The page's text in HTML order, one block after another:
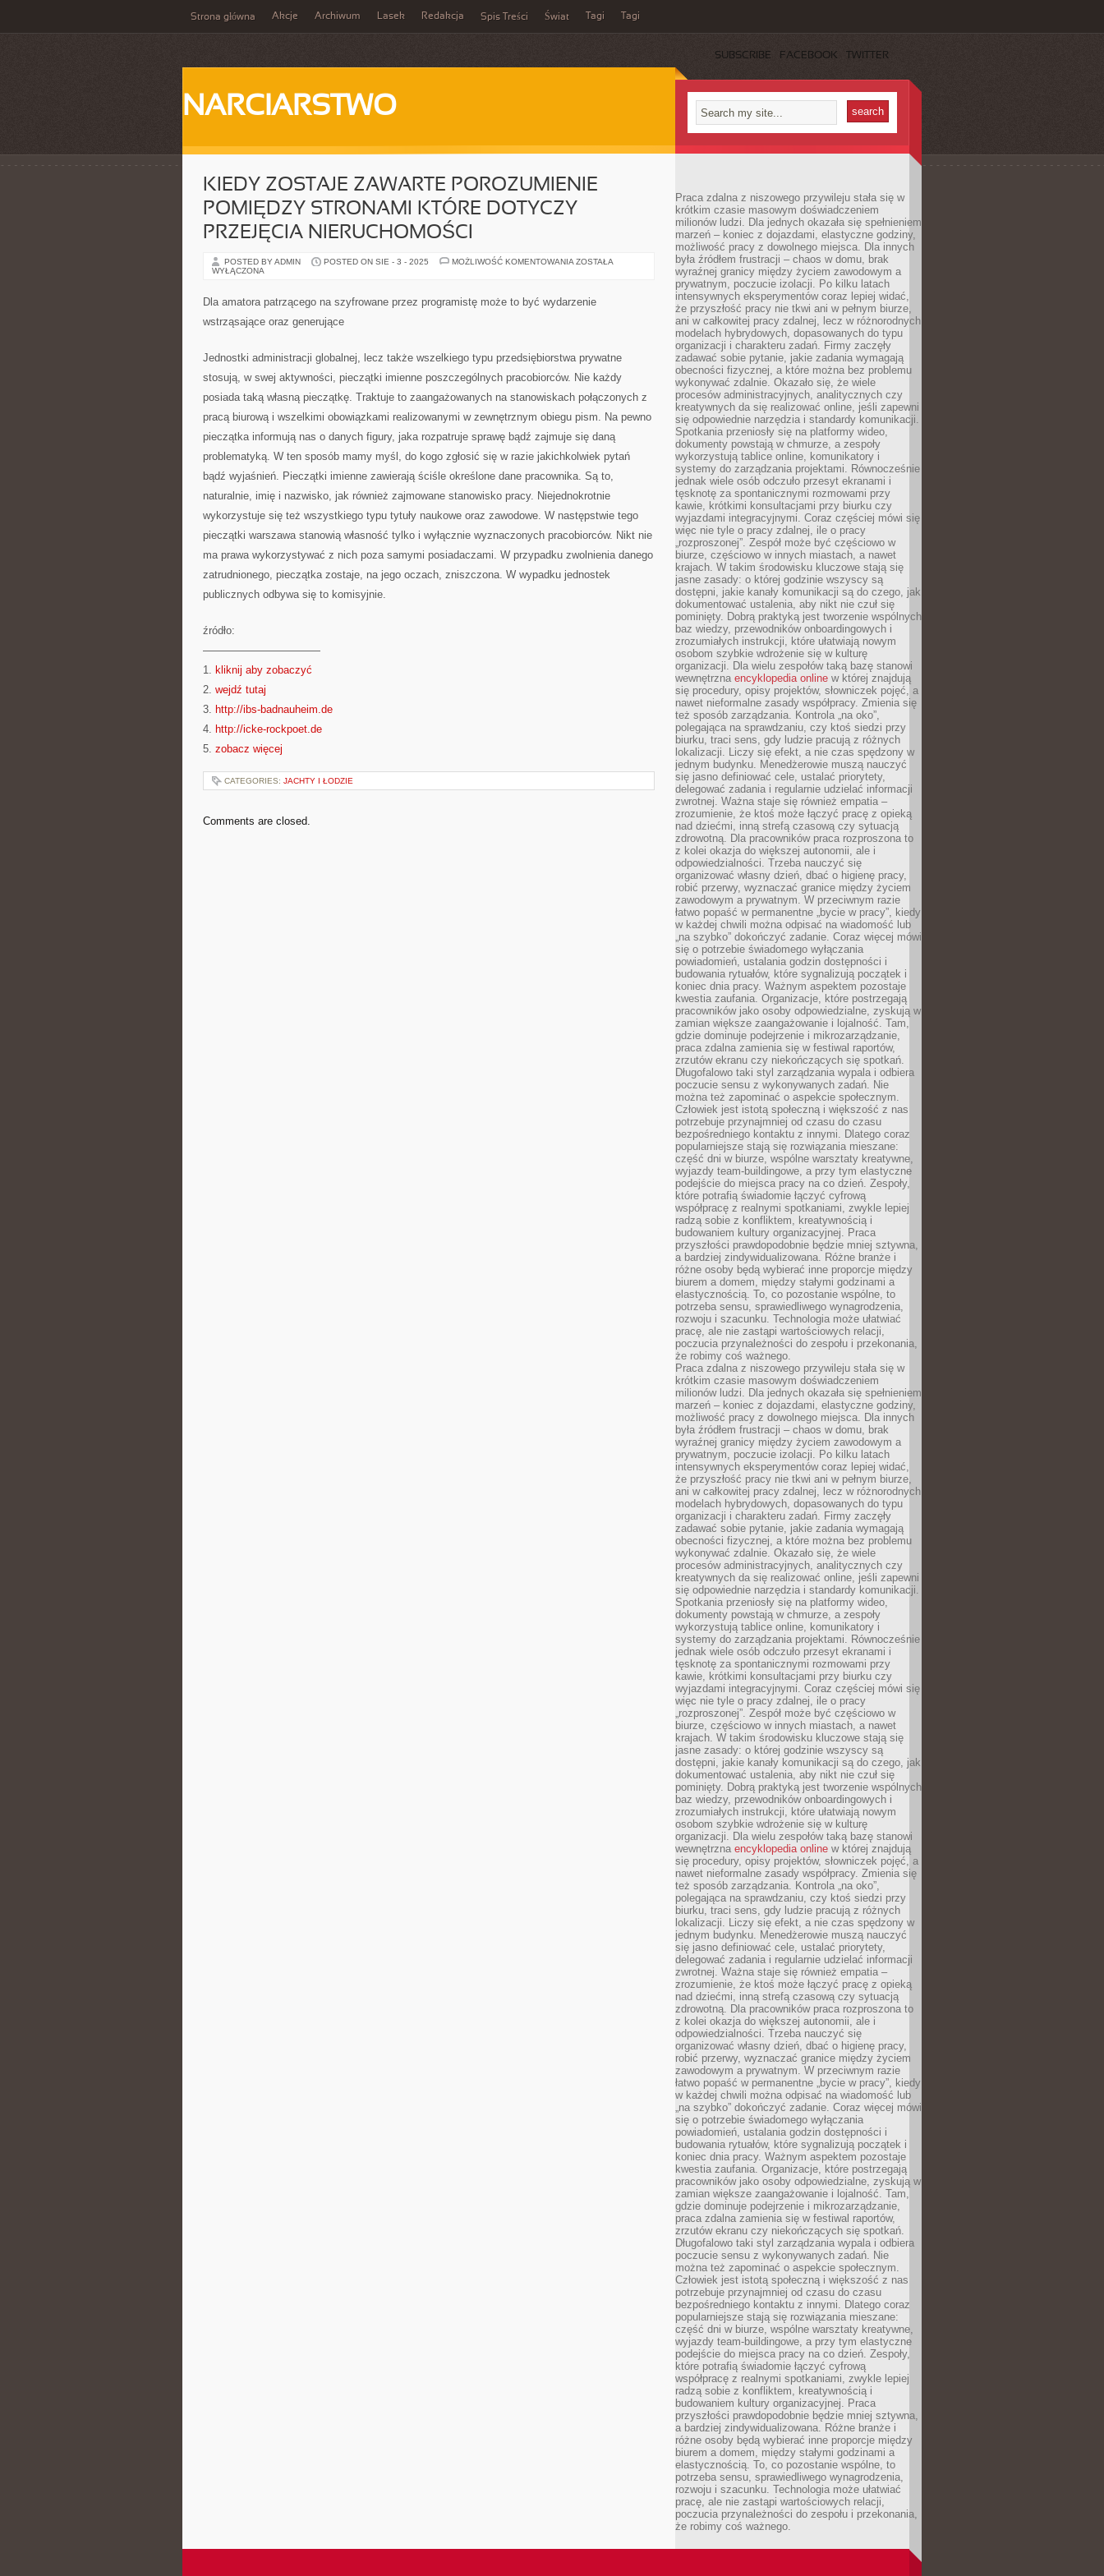
Strona główna Akcje Archiwum Lasek Redakcja Spis Treści Świat Tagi Tagi
SUBSCRIBE FACEBOOK TWITTER
NARCIARSTWO
KIEDY ZOSTAJE ZAWARTE POROZUMIENIE
POMIĘDZY STRONAMI KTÓRE DOTYCZY
PRZEJĘCIA NIERUCHOMOŚCI
POSTED BY ADMIN POSTED ON SIE - 3 - 2025 MOŻLIWOŚĆ KOMENTOWANIA KIEDY
POMIĘDZY
STRONAMI
ZOSTAŁA
WYŁĄCZONA
Dla amatora patrzącego na szyfrowane przez programistę może to być wydarzenie
wstrząsające oraz generujące
Jednostki administracji globalnej, lecz także wszelkiego typu przedsiębiorstwa prywatne
stosują, w swej aktywności, pieczątki imienne poszczególnych pracobiorców. Nie każdy
posiada taką własną pieczątkę. Traktuje to zaangażowanych na stanowiskach połączonych z
pracą biurową i wszelkimi obowiązkami realizowanymi w zewnętrznym obiegu pism. Na pewno
pieczątka informują nas o danych figury, jaka rozpatruje sprawę bądź zajmuje się daną
problematyką. W ten sposób mamy myśl, do kogo zgłosić się w razie jakichkolwiek pytań
bądź wyjaśnień. Pieczątki imienne zawierają ściśle określone dane pracownika. Są to,
naturalnie, imię i nazwisko, jak również zajmowane stanowisko pracy. Niejednokrotnie
wykorzystuje się też wszystkiego typu tytuły naukowe oraz zawodowe. W następstwie tego
pieczątki warszawa stanowią własność tylko i wyłącznie wyznaczonych pracobiorców. Nikt nie
ma prawa wykorzystywać z nich poza samymi posiadaczami. W przypadku zwolnienia danego
zatrudnionego, pieczątka zostaje, na jego oczach, zniszczona. W wypadku jednostek
publicznych odbywa się to komisyjnie.
źródło:
———————————
1. kliknij aby zobaczyć
2. wejdź tutaj
3. http://ibs-badnauheim.de
4. http://icke-rockpoet.de
5. zobacz więcej
CATEGORIES: JACHTY I ŁODZIE
Comments are closed.
Praca zdalna z niszowego przywileju stała się w
krótkim czasie masowym doświadczeniem
milionów ludzi. Dla jednych okazała się spełnieniem
marzeń – koniec z dojazdami, elastyczne godziny,
możliwość pracy z dowolnego miejsca. Dla innych
była źródłem frustracji – chaos w domu, brak
wyraźnej granicy między życiem zawodowym a
prywatnym, poczucie izolacji. Po kilku latach
intensywnych eksperymentów coraz lepiej widać,
że przyszłość pracy nie tkwi ani w pełnym biurze,
ani w całkowitej pracy zdalnej, lecz w różnorodnych
modelach hybrydowych, dopasowanych do typu
organizacji i charakteru zadań. Firmy zaczęły
zadawać sobie pytanie, jakie zadania wymagają
obecności fizycznej, a które można bez problemu
wykonywać zdalnie. Okazało się, że wiele
procesów administracyjnych, analitycznych czy
kreatywnych da się realizować online, jeśli zapewni
się odpowiednie narzędzia i standardy komunikacji.
Spotkania przeniosły się na platformy wideo,
dokumenty powstają w chmurze, a zespoły
wykorzystują tablice online, komunikatory i
systemy do zarządzania projektami. Równocześnie
jednak wiele osób odczuło przesyt ekranami i
tęsknotę za spontanicznymi rozmowami przy
kawie, krótkimi konsultacjami przy biurku czy
wyjazdami integracyjnymi. Coraz częściej mówi się
więc nie tyle o pracy zdalnej, ile o pracy
„rozproszonej”. Zespół może być częściowo w
biurze, częściowo w innych miastach, a nawet
krajach. W takim środowisku kluczowe stają się
jasne zasady: o której godzinie wszyscy są
dostępni, jakie kanały komunikacji są do czego, jak
dokumentować ustalenia, aby nikt nie czuł się
pominięty. Dobrą praktyką jest tworzenie wspólnych
baz wiedzy, przewodników onboardingowych i
zrozumiałych instrukcji, które ułatwiają nowym
osobom szybkie wdrożenie się w kulturę
organizacji. Dla wielu zespołów taką bazę stanowi
wewnętrzna encyklopedia online w której znajdują
się procedury, opisy projektów, słowniczek pojęć, a
nawet nieformalne zasady współpracy. Zmienia się
też sposób zarządzania. Kontrola „na oko”,
polegająca na sprawdzaniu, czy ktoś siedzi przy
biurku, traci sens, gdy ludzie pracują z różnych
lokalizacji. Liczy się efekt, a nie czas spędzony w
jednym budynku. Menedżerowie muszą nauczyć
się jasno definiować cele, ustalać priorytety,
delegować zadania i regularnie udzielać informacji
zwrotnej. Ważna staje się również empatia –
zrozumienie, że ktoś może łączyć pracę z opieką
nad dziećmi, inną strefą czasową czy sytuacją
zdrowotną. Dla pracowników praca rozproszona to
z kolei okazja do większej autonomii, ale i
odpowiedzialności. Trzeba nauczyć się
organizować własny dzień, dbać o higienę pracy,
robić przerwy, wyznaczać granice między życiem
zawodowym a prywatnym. W przeciwnym razie
łatwo popaść w permanentne „bycie w pracy”, kiedy
w każdej chwili można odpisać na wiadomość lub
„na szybko” dokończyć zadanie. Coraz więcej mówi
się o potrzebie świadomego wyłączania
powiadomień, ustalania godzin dostępności i
budowania rytuałów, które sygnalizują początek i
koniec dnia pracy. Ważnym aspektem pozostaje
kwestia zaufania. Organizacje, które postrzegają
pracowników jako osoby odpowiedzialne, zyskują w
zamian większe zaangażowanie i lojalność. Tam,
gdzie dominuje podejrzenie i mikrozarządzanie,
praca zdalna zamienia się w festiwal raportów,
zrzutów ekranu czy niekończących się spotkań.
Długofalowo taki styl zarządzania wypala i odbiera
poczucie sensu z wykonywanych zadań. Nie
można też zapominać o aspekcie społecznym.
Człowiek jest istotą społeczną i większość z nas
potrzebuje przynajmniej od czasu do czasu
bezpośredniego kontaktu z innymi. Dlatego coraz
popularniejsze stają się rozwiązania mieszane:
część dni w biurze, wspólne warsztaty kreatywne,
wyjazdy team-buildingowe, a przy tym elastyczne
podejście do miejsca pracy na co dzień. Zespoły,
które potrafią świadomie łączyć cyfrową
współpracę z realnymi spotkaniami, zwykle lepiej
radzą sobie z konfliktem, kreatywnością i
budowaniem kultury organizacyjnej. Praca
przyszłości prawdopodobnie będzie mniej sztywna,
a bardziej zindywidualizowana. Różne branże i
różne osoby będą wybierać inne proporcje między
biurem a domem, między stałymi godzinami a
elastycznością. To, co pozostanie wspólne, to
potrzeba sensu, sprawiedliwego wynagrodzenia,
rozwoju i szacunku. Technologia może ułatwiać
pracę, ale nie zastąpi wartościowych relacji,
poczucia przynależności do zespołu i przekonania,
że robimy coś ważnego.
Praca zdalna z niszowego przywileju stała się w
krótkim czasie masowym doświadczeniem
milionów ludzi. Dla jednych okazała się spełnieniem
marzeń – koniec z dojazdami, elastyczne godziny,
możliwość pracy z dowolnego miejsca. Dla innych
była źródłem frustracji – chaos w domu, brak
wyraźnej granicy między życiem zawodowym a
prywatnym, poczucie izolacji. Po kilku latach
intensywnych eksperymentów coraz lepiej widać,
że przyszłość pracy nie tkwi ani w pełnym biurze,
ani w całkowitej pracy zdalnej, lecz w różnorodnych
modelach hybrydowych, dopasowanych do typu
organizacji i charakteru zadań. Firmy zaczęły
zadawać sobie pytanie, jakie zadania wymagają
obecności fizycznej, a które można bez problemu
wykonywać zdalnie. Okazało się, że wiele
procesów administracyjnych, analitycznych czy
kreatywnych da się realizować online, jeśli zapewni
się odpowiednie narzędzia i standardy komunikacji.
Spotkania przeniosły się na platformy wideo,
dokumenty powstają w chmurze, a zespoły
wykorzystują tablice online, komunikatory i
systemy do zarządzania projektami. Równocześnie
jednak wiele osób odczuło przesyt ekranami i
tęsknotę za spontanicznymi rozmowami przy
kawie, krótkimi konsultacjami przy biurku czy
wyjazdami integracyjnymi. Coraz częściej mówi się
więc nie tyle o pracy zdalnej, ile o pracy
„rozproszonej”. Zespół może być częściowo w
biurze, częściowo w innych miastach, a nawet
krajach. W takim środowisku kluczowe stają się
jasne zasady: o której godzinie wszyscy są
dostępni, jakie kanały komunikacji są do czego, jak
dokumentować ustalenia, aby nikt nie czuł się
pominięty. Dobrą praktyką jest tworzenie wspólnych
baz wiedzy, przewodników onboardingowych i
zrozumiałych instrukcji, które ułatwiają nowym
osobom szybkie wdrożenie się w kulturę
organizacji. Dla wielu zespołów taką bazę stanowi
wewnętrzna encyklopedia online w której znajdują
się procedury, opisy projektów, słowniczek pojęć, a
nawet nieformalne zasady współpracy. Zmienia się
też sposób zarządzania. Kontrola „na oko”,
polegająca na sprawdzaniu, czy ktoś siedzi przy
biurku, traci sens, gdy ludzie pracują z różnych
lokalizacji. Liczy się efekt, a nie czas spędzony w
jednym budynku. Menedżerowie muszą nauczyć
się jasno definiować cele, ustalać priorytety,
delegować zadania i regularnie udzielać informacji
zwrotnej. Ważna staje się również empatia –
zrozumienie, że ktoś może łączyć pracę z opieką
nad dziećmi, inną strefą czasową czy sytuacją
zdrowotną. Dla pracowników praca rozproszona to
z kolei okazja do większej autonomii, ale i
odpowiedzialności. Trzeba nauczyć się
organizować własny dzień, dbać o higienę pracy,
robić przerwy, wyznaczać granice między życiem
zawodowym a prywatnym. W przeciwnym razie
łatwo popaść w permanentne „bycie w pracy”, kiedy
w każdej chwili można odpisać na wiadomość lub
„na szybko” dokończyć zadanie. Coraz więcej mówi
się o potrzebie świadomego wyłączania
powiadomień, ustalania godzin dostępności i
budowania rytuałów, które sygnalizują początek i
koniec dnia pracy. Ważnym aspektem pozostaje
kwestia zaufania. Organizacje, które postrzegają
pracowników jako osoby odpowiedzialne, zyskują w
zamian większe zaangażowanie i lojalność. Tam,
gdzie dominuje podejrzenie i mikrozarządzanie,
praca zdalna zamienia się w festiwal raportów,
zrzutów ekranu czy niekończących się spotkań.
Długofalowo taki styl zarządzania wypala i odbiera
poczucie sensu z wykonywanych zadań. Nie
można też zapominać o aspekcie społecznym.
Człowiek jest istotą społeczną i większość z nas
potrzebuje przynajmniej od czasu do czasu
bezpośredniego kontaktu z innymi. Dlatego coraz
popularniejsze stają się rozwiązania mieszane:
część dni w biurze, wspólne warsztaty kreatywne,
wyjazdy team-buildingowe, a przy tym elastyczne
podejście do miejsca pracy na co dzień. Zespoły,
które potrafią świadomie łączyć cyfrową
współpracę z realnymi spotkaniami, zwykle lepiej
radzą sobie z konfliktem, kreatywnością i
budowaniem kultury organizacyjnej. Praca
przyszłości prawdopodobnie będzie mniej sztywna,
a bardziej zindywidualizowana. Różne branże i
różne osoby będą wybierać inne proporcje między
biurem a domem, między stałymi godzinami a
elastycznością. To, co pozostanie wspólne, to
potrzeba sensu, sprawiedliwego wynagrodzenia,
rozwoju i szacunku. Technologia może ułatwiać
pracę, ale nie zastąpi wartościowych relacji,
poczucia przynależności do zespołu i przekonania,
że robimy coś ważnego.